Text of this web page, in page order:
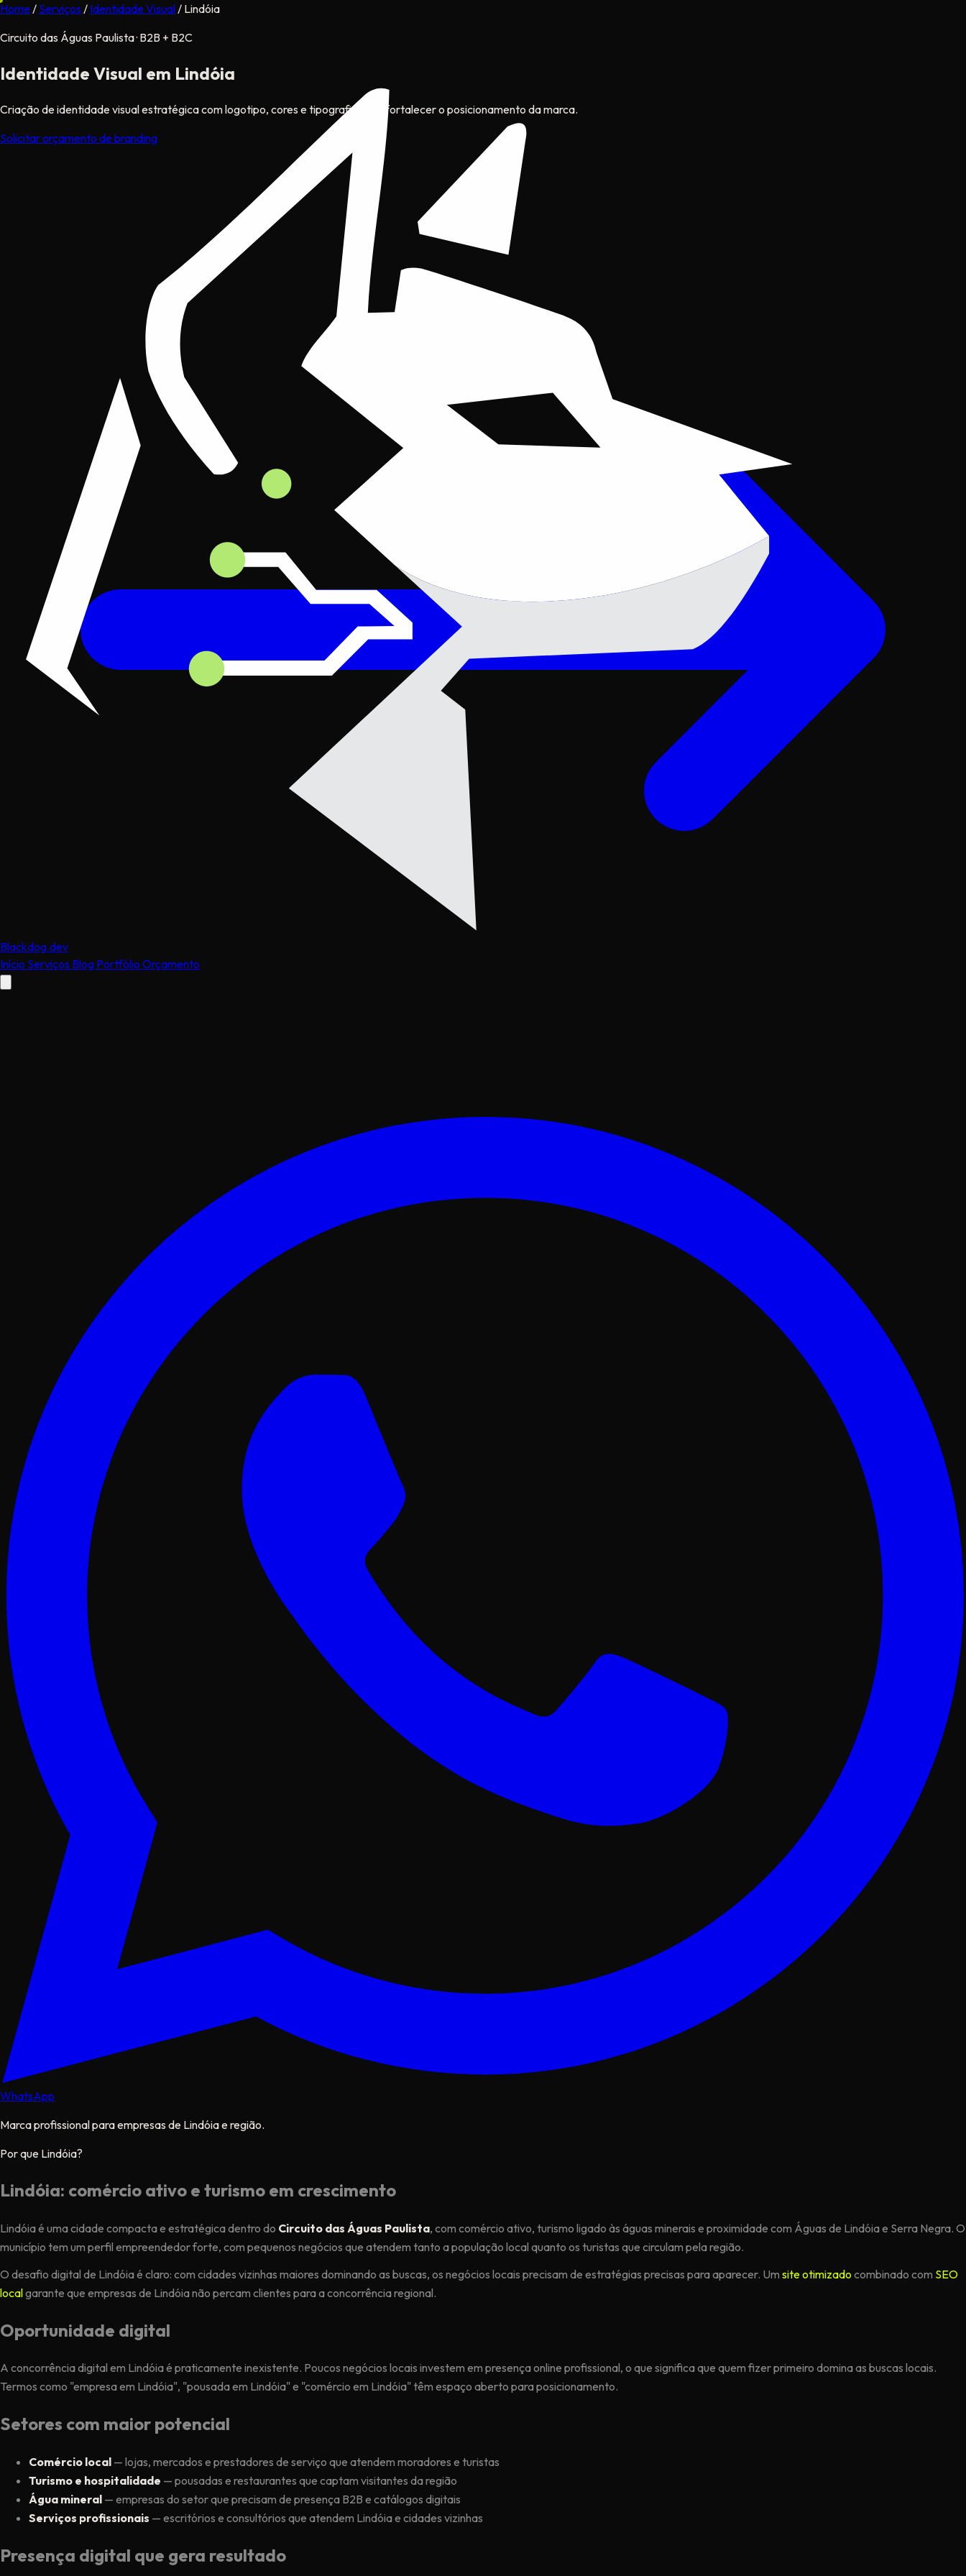
Blackdog.dev
Início Serviços Blog Portfólio Orçamento
Home/ Serviços / Identidade Visual/ Lindóia
Circuito das Águas Paulista · B2B + B2C
Identidade Visual em Lindóia
Criação de identidade visual estratégica com logotipo, cores e tipografia para fortalecer o posicionamento da marca.
Solicitar orçamento de branding
WhatsApp
Marca profissional para empresas de Lindóia e região.
Por que Lindóia?
Lindóia: comércio ativo e turismo em crescimento
Lindóia é uma cidade compacta e estratégica dentro do Circuito das Águas Paulista, com comércio ativo, turismo ligado às águas minerais e proximidade com Águas de Lindóia e Serra Negra. O
município tem um perfil empreendedor forte, com pequenos negócios que atendem tanto a população local quanto os turistas que circulam pela região.
O desafio digital de Lindóia é claro: com cidades vizinhas maiores dominando as buscas, os negócios locais precisam de estratégias precisas para aparecer. Um site otimizado combinado com SEO
localgarante que empresas de Lindóia não percam clientes para a concorrência regional.
Oportunidade digital
A concorrência digital em Lindóia é praticamente inexistente. Poucos negócios locais investem em presença online profissional, o que significa que quem fizer primeiro domina as buscas locais.
Termos como "empresa em Lindóia", "pousada em Lindóia" e "comércio em Lindóia" têm espaço aberto para posicionamento.
Setores com maior potencial
Comércio local — lojas, mercados e prestadores de serviço que atendem moradores e turistas
Turismo e hospitalidade — pousadas e restaurantes que captam visitantes da região
Água mineral — empresas do setor que precisam de presença B2B e catálogos digitais
Serviços profissionais — escritórios e consultórios que atendem Lindóia e cidades vizinhas
Presença digital que gera resultado